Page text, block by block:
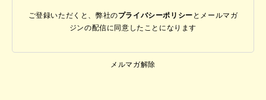
ご登録いただくと、弊社のプライバシーポリシー と メールマガ
ジンの配信に同意したことになります
メルマガ解除